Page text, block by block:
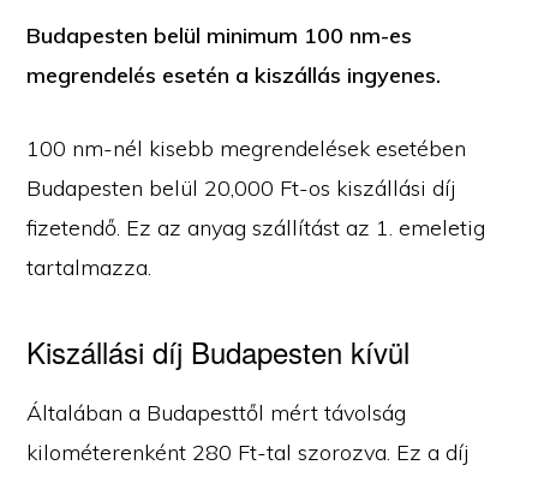
Budapesten belül minimum 100 nm-es
megrendelés esetén a kiszállás ingyenes.
100 nm-nél kisebb megrendelések esetében
Budapesten belül 20,000 Ft-os kiszállási díj
fizetendő. Ez az anyag szállítást az 1. emeletig
tartalmazza.
Kiszállási díj Budapesten kívül
Általában a Budapesttől mért távolság
kilométerenként 280 Ft-tal szorozva. Ez a díj